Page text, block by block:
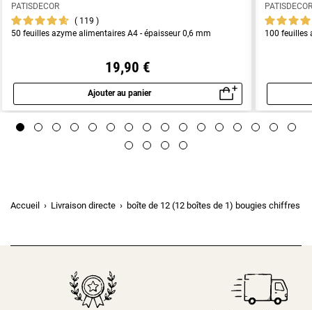
PATISDECOR
119
50 feuilles azyme alimentaires A4 - épaisseur 0,6 mm
19,90 €
Ajouter au panier
Aperçu rapide
100 feuilles
Accueil Livraison directe boîte de 12 (12 boîtes de 1) bougies chiffres